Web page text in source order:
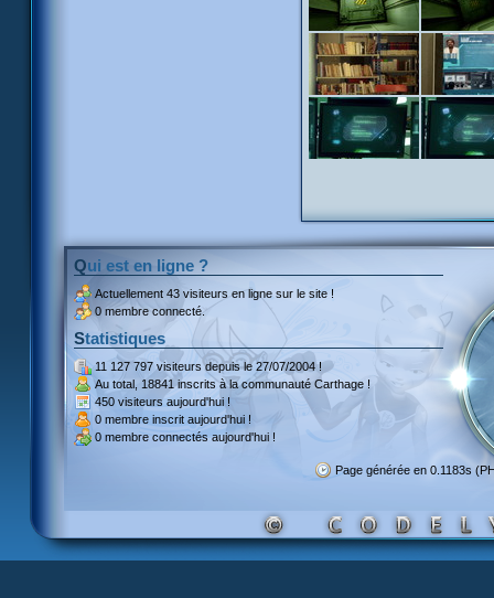
Qui est en ligne ?
Actuellement 43 visiteurs en ligne sur le site !
0 membre connecté.
Statistiques
11 127 797 visiteursdepuis le 27/07/2004 !
Au total, 18841 inscritsà la communauté Carthage !
450 visiteurs aujourd'hui !
0 membre inscrit aujourd'hui !
0 membre connectés aujourd'hui !
Page générée en 0.1183s